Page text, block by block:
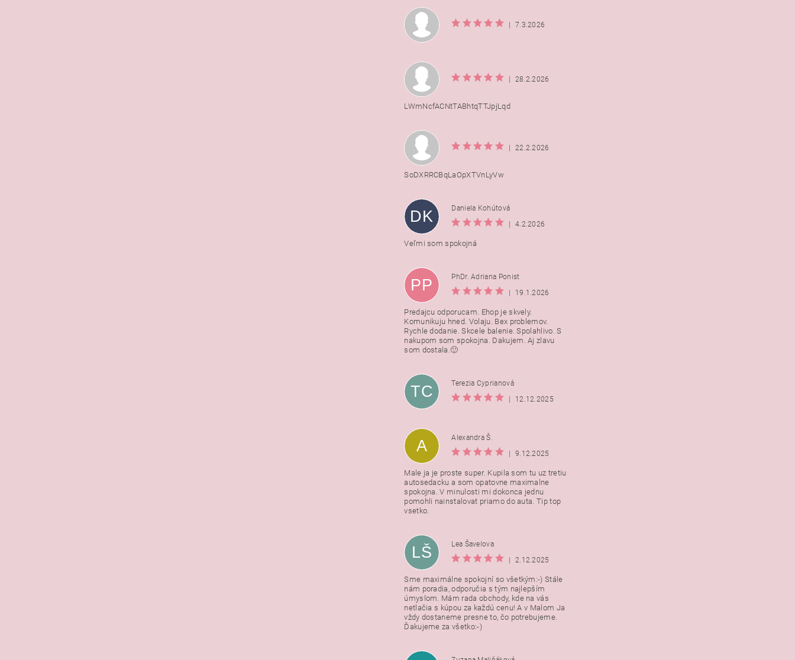
7.3.2026
28.2.2026
LWmNcfACNtTABhtqTTJpjLqd
22.2.2026
SoDXRRCBqLaOpXTVnLyVw
DK
Daniela Kohútová
4.2.2026
Veľmi som spokojná
PP
PhDr. Adriana Ponist
19.1.2026
Predajcu odporucam. Ehop je skvely.
Komunikuju hned. Volaju. Bex problemov.
Rychle dodanie. Skcele balenie. Spolahlivo. S
nakupom som spokojna. Dakujem. Aj zlavu
som dostala.🙂
TC
Terezia Cyprianová
12.12.2025
A
Alexandra Š.
9.12.2025
Male ja je proste super. Kupila som tu uz tretiu
autosedacku a som opatovne maximalne
spokojna. V minulosti mi dokonca jednu
pomohli nainstalovat priamo do auta. Tip top
vsetko.
LŠ
Lea Šavelova
2.12.2025
Sme maximálne spokojní so všetkým:-) Stále
nám poradia, odporučia s tým najlepším
úmyslom. Mám rada obchody, kde na vás
netlačia s kúpou za každú cenu! A v Malom Ja
vždy dostaneme presne to, čo potrebujeme.
Ďakujeme za všetko:-)